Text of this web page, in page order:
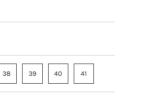
38 39 40 41